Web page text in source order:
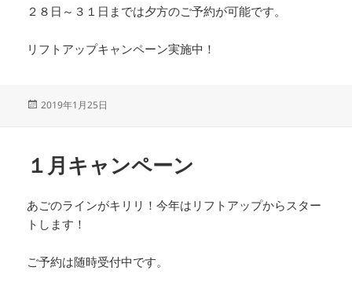
２８日～３１日までは夕方のご予約が可能です。
リフトアップキャンペーン実施中！
投
2019年1月25日
１月キャンペーン
あごのラインがキリリ！今年はリフトアップからスター
トします！
ご予約は随時受付中です。